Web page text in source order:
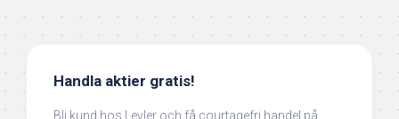
Handla aktier gratis!
Bli kund hos Levler och få courtagefri handel på